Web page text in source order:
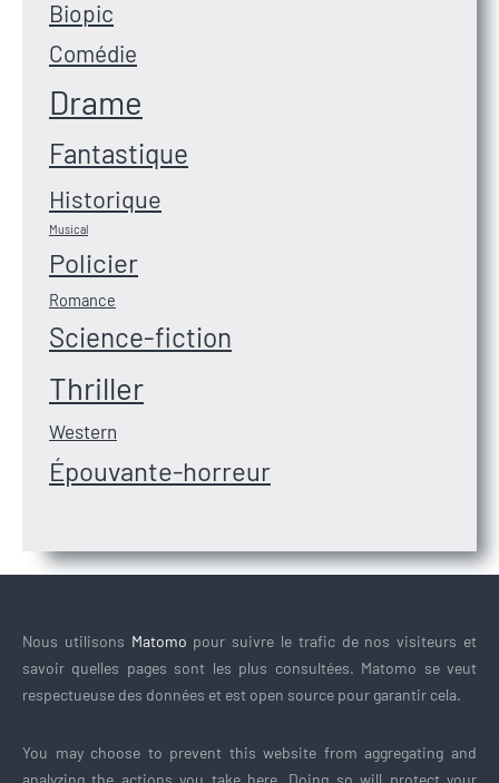
Biopic
Comédie
Drame
Fantastique
Historique
Musical
Policier
Romance
Science-fiction
Thriller
Western
Épouvante-horreur
Nous utilisons Matomo pour suivre le trafic de nos visiteurs et
savoir quelles pages sont les plus consultées. Matomo se veut
respectueuse des données et est open source pour garantir cela.
You may choose to prevent this website from aggregating and